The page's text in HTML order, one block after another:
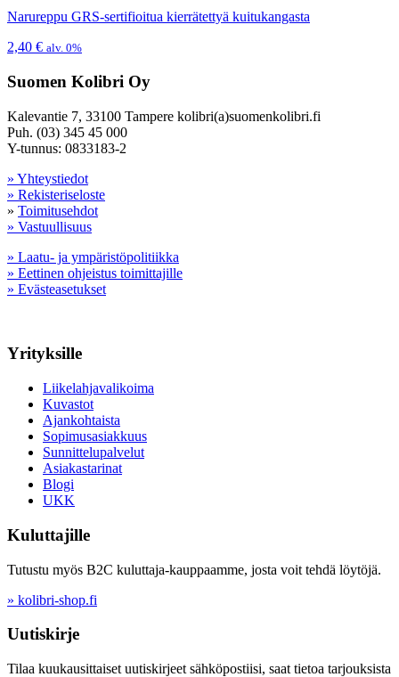
Narureppu GRS-sertifioitua kierrätettyä kuitukangasta
2,40 € alv. 0%
Suomen Kolibri Oy
Kalevantie 7, 33100 Tampere kolibri(a)suomenkolibri.fi
Puh. (03) 345 45 000
Y-tunnus: 0833183-2
» Yhteystiedot
» Rekisteriseloste
» Toimitusehdot
» Vastuullisuus
» Laatu- ja ympäristöpolitiikka
» Eettinen ohjeistus toimittajille
» Evästeasetukset
Yrityksille
Liikelahjavalikoima
Kuvastot
Ajankohtaista
Sopimusasiakkuus
Sunnittelupalvelut
Asiakastarinat
Blogi
UKK
Kuluttajille
Tutustu myös B2C kuluttaja-kauppaamme, josta voit tehdä löytöjä.
» kolibri-shop.fi
Uutiskirje
Tilaa kuukausittaiset uutiskirjeet sähköpostiisi, saat tietoa tarjouksista